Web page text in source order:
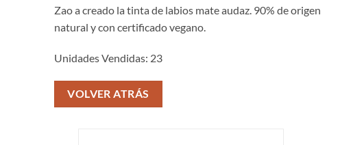
Zao a creado la tinta de labios mate audaz. 90% de origen
natural y con certificado vegano.
Unidades Vendidas: 23
VOLVER ATRÁS